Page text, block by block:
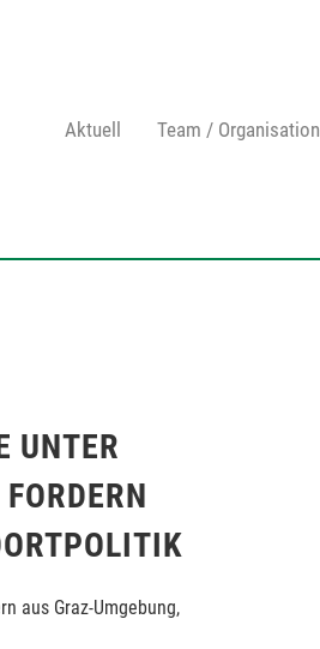
Aktuell Team / Organisation
UNTER
aus Graz-Umgebung,